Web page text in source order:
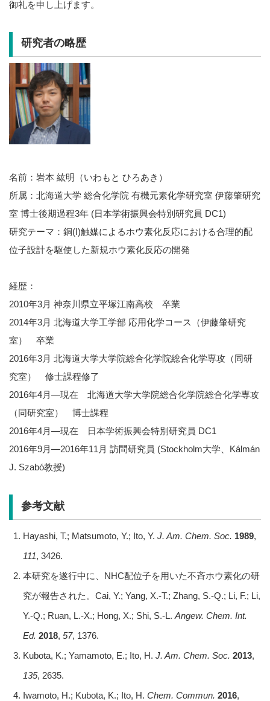
御礼を申し上げます。
研究者の略歴
名前：岩本 紘明（いわもと ひろあき）
所属：北海道大学 総合化学院 有機元素化学研究室 伊藤肇研究
室 博士後期過程3年 (日本学術振興会特別研究員 DC1)
研究テーマ：銅(I)触媒によるホウ素化反応における合理的配
位子設計を駆使した新規ホウ素化反応の開発
経歴：
2010年3月 神奈川県立平塚江南高校 卒業
2014年3月 北海道大学工学部 応用化学コース（伊藤肇研究
室） 卒業
2016年3月 北海道大学大学院総合化学院総合化学専攻（同研
究室） 修士課程修了
2016年4月―現在 北海道大学大学院総合化学院総合化学専攻
（同研究室） 博士課程
2016年4月―現在 日本学術振興会特別研究員 DC1
2016年9月―2016年11月 訪問研究員 (Stockholm大学、Kálmán
J. Szabó教授)
参考文献
Hayashi, T.; Matsumoto, Y.; Ito, Y. J. Am. Chem. Soc. 1989,
111, 3426.
本研究を遂行中に、NHC配位子を用いた不斉ホウ素化の研
究が報告された。Cai, Y.; Yang, X.-T.; Zhang, S.-Q.; Li, F.; Li,
Y.-Q.; Ruan, L.-X.; Hong, X.; Shi, S.-L. Angew. Chem. Int.
Ed. 2018, 57, 1376.
Kubota, K.; Yamamoto, E.; Ito, H. J. Am. Chem. Soc. 2013,
135, 2635.
Iwamoto, H.; Kubota, K.; Ito, H. Chem. Commun. 2016,